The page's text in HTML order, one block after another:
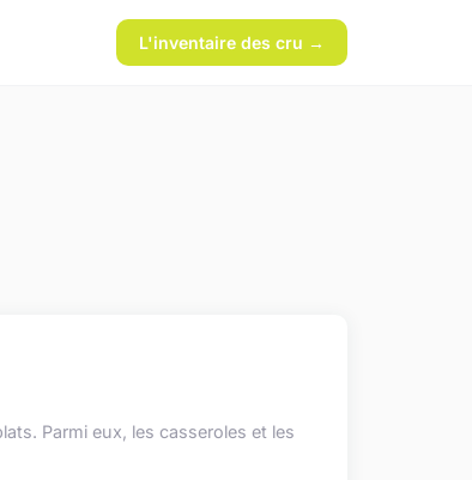
L'inventaire des cru →
Parmi eux, les casseroles et les